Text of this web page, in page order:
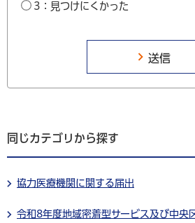
3：見つけにくかった
同じカテゴリから探す
協力医療機関に関する届出
令和8年度地域密着型サービス及び中央